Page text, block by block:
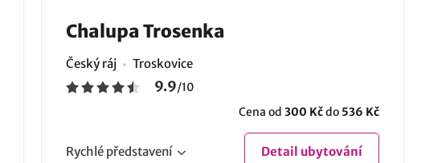
Chalupa Trosenka
Český ráj Troskovice
9.9/10
Cena od 300 Kčdo 536 Kč
Rychlé představení Detail ubytování